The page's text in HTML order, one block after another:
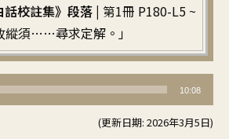
校註集》段落 | 第1冊 P180-L5 ~
縱須……尋求定解。」
10:08
(更新日期: 2026年3月5日)